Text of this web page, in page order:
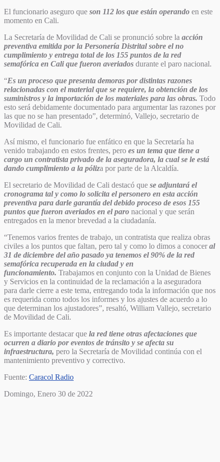
El funcionario aseguro que son 112 los que están operando en este
momento en Cali.
La Secretaría de Movilidad de Cali se pronunció sobre la acción
preventiva emitida por la Personería Distrital sobre el no
cumplimiento y entrega total de los 155 puntos de la red
semafórica en Cali que fueron averiados durante el paro nacional.
“Es un proceso que presenta demoras por distintas razones
relacionadas con el material que se requiere, la obtención de los
suministros y la importación de los materiales para las obras. Todo
esto será debidamente documentado para argumentar las razones por
las que no se han presentado”, determinó, Vallejo, secretario de
Movilidad de Cali.
Así mismo, el funcionario fue enfático en que la Secretaría ha
venido trabajando en estos frentes, pero es un tema que tiene a
cargo un contratista privado de la aseguradora, la cual se le está
dando cumplimiento a la póliza por parte de la Alcaldía.
El secretario de Movilidad de Cali destacó que se adjuntará el
cronograma tal y como lo solicita el personero en esta acción
preventiva para darle garantía del debido proceso de esos 155
puntos que fueron averiados en el paro nacional y que serán
entregados en la menor brevedad a la ciudadanía.
“Tenemos varios frentes de trabajo, un contratista que realiza obras
civiles a los puntos que faltan, pero tal y como lo dimos a conoceral
31 de diciembre del año pasado ya tenemos el 90% de la red
semafórica recuperada en la ciudad y en
funcionamiento. Trabajamos en conjunto con la Unidad de Bienes
y Servicios en la continuidad de la reclamación a la aseguradora
para darle cierre a este tema, entregando toda la información que nos
es requerida como todos los informes y los ajustes de acuerdo a lo
que determinan los ajustadores”, resaltó, William Vallejo, secretario
de Movilidad de Cali.
Es importante destacar que la red tiene otras afectaciones que
ocurren a diario por eventos de tránsito y se afecta su
infraestructura, pero la Secretaría de Movilidad continúa con el
mantenimiento preventivo y correctivo.
Fuente: Caracol Radio
Domingo, Enero 30 de 2022